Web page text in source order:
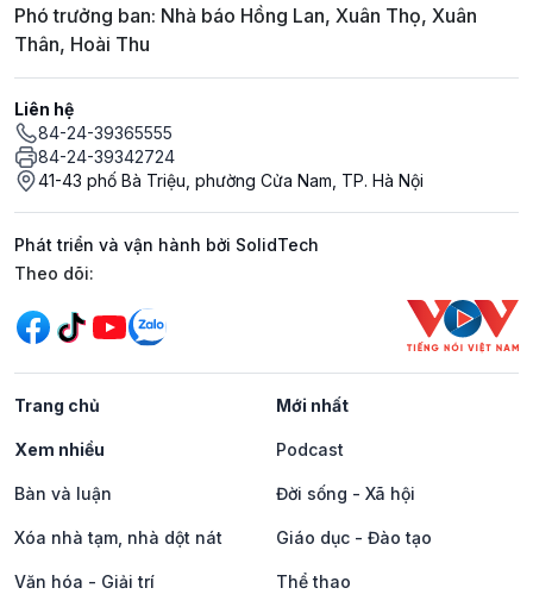
Phó trưởng ban: Nhà báo Hồng Lan, Xuân Thọ, Xuân
Thân, Hoài Thu
Liên hệ
84-24-39365555
84-24-39342724
41-43 phố Bà Triệu, phường Cửa Nam, TP. Hà Nội
Phát triển và vận hành bởi SolidTech
Mạng xã hội
Theo dõi:
Trang chủ Mới nhất
Xem nhiều Podcast
Bàn và luận Đời sống - Xã hội
Xóa nhà tạm, nhà dột nát Giáo dục - Đào tạo
Văn hóa - Giải trí Thể thao